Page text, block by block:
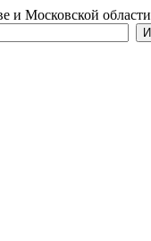
и Московской области